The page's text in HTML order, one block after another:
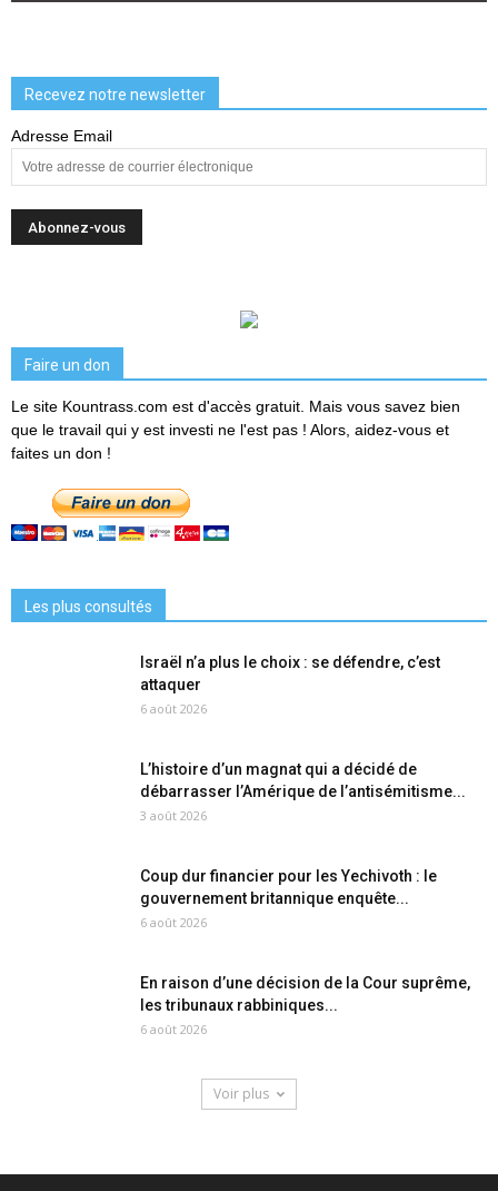
Recevez notre newsletter
Adresse Email
Faire un don
Le site Kountrass.com est d'accès gratuit. Mais vous savez bien
que le travail qui y est investi ne l'est pas ! Alors, aidez-vous et
faites un don !
Les plus consultés
Israël n’a plus le choix : se défendre, c’est
attaquer
6 août 2026
L’histoire d’un magnat qui a décidé de
débarrasser l’Amérique de l’antisémitisme...
3 août 2026
Coup dur financier pour les Yechivoth : le
gouvernement britannique enquête...
6 août 2026
En raison d’une décision de la Cour suprême,
les tribunaux rabbiniques...
6 août 2026
Voir plus